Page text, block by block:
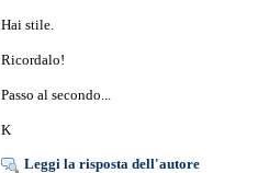
Hai stile.
Ricordalo!
Passo al secondo...
K
Leggi la risposta dell'autore